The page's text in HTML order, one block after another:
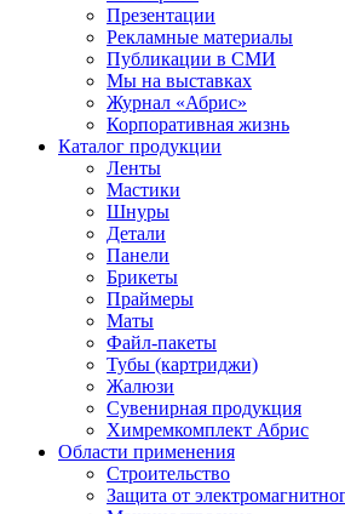
Презентации
Рекламные материалы
Публикации в СМИ
Мы на выставках
Журнал «Абрис»
Корпоративная жизнь
Каталог продукции
Ленты
Мастики
Шнуры
Детали
Панели
Брикеты
Праймеры
Маты
Файл-пакеты
Тубы (картриджи)
Жалюзи
Сувенирная продукция
Химремкомплект Абрис
Области применения
Строительство
Защита от